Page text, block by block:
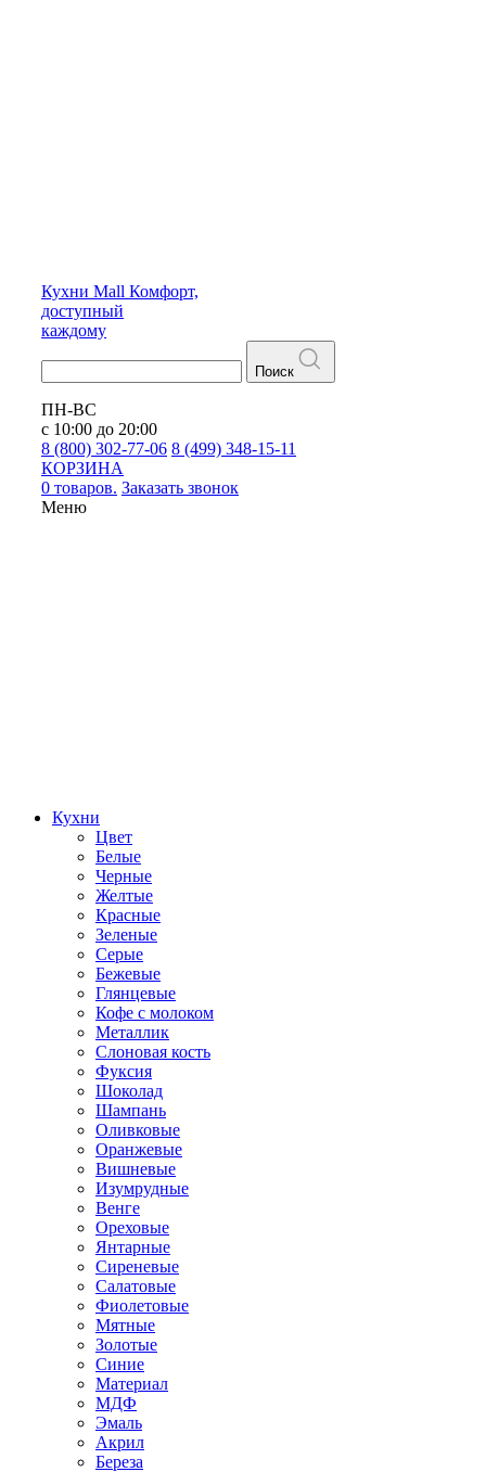
Кухни Mall Комфорт,
доступный
каждому
Поиск
ПН-ВС
с 10:00 до 20:00
8 (800) 302-77-06 8 (499) 348-15-11
КОРЗИНА
0 товаров. Заказать звонок
Меню
Кухни
Цвет
Белые
Черные
Желтые
Красные
Зеленые
Серые
Бежевые
Глянцевые
Кофе с молоком
Металлик
Слоновая кость
Фуксия
Шоколад
Шампань
Оливковые
Оранжевые
Вишневые
Изумрудные
Венге
Ореховые
Янтарные
Сиреневые
Салатовые
Фиолетовые
Мятные
Золотые
Синие
Материал
МДФ
Эмаль
Акрил
Береза